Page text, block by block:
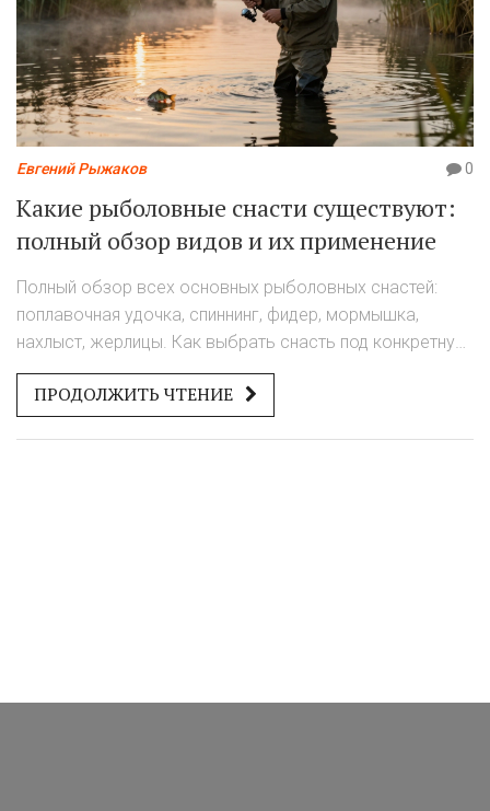
Евгений Рыжаков 0
Какие рыболовные снасти существуют:
полный обзор видов и их применение
Полный обзор всех основных рыболовных снастей:
поплавочная удочка, спиннинг, фидер, мормышка,
нахлыст, жерлицы. Как выбрать снасть под конкретную
рыбу и условия ловли.
ПРОДОЛЖИТЬ ЧТЕНИЕ